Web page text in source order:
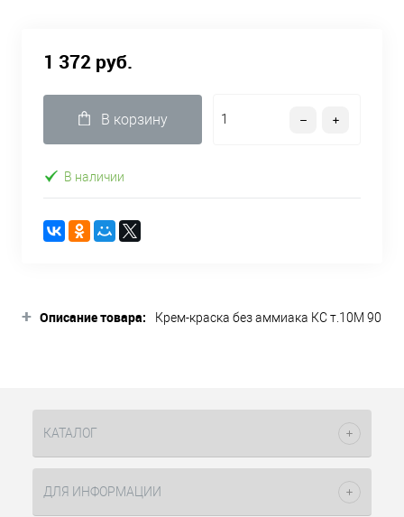
1 372 руб.
В корзину
В наличии
+ Описание товара:
Крем-краска без аммиака КС т.10M 90
окрашиванием, для коррекции цвета,
осветления. В ее состав не входит
аммиак, а значит она никак не влияет
КАТАЛОГ
ДЛЯ ИНФОРМАЦИИ